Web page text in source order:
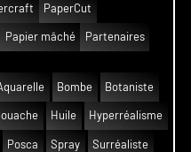
PaperCut
Papier mâché Partenaires
Bombe Botaniste
Huile Hyperréalisme
Posca Spray Surréaliste